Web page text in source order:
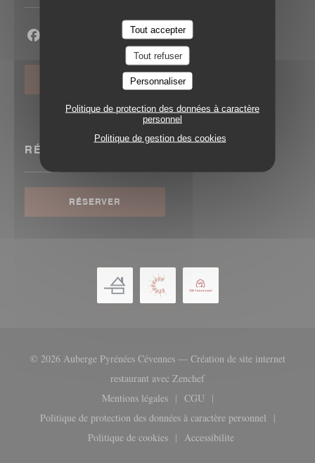
Tout accepter
Tout refuser
Personnaliser
Politique de protection des données à caractère
personnel
Politique de gestion des cookies
Facebook ((ouvre une nouvelle fenêtre))
Twitter ((ouvre une nouvelle fenêtre))
Instagram ((ouvre une nouvelle
RÉSERVATION
RÉSERVER
© 2026 Auberge Pyrénées Cévennes — Création de site internet
restaurant avec Zenchef((ouvre une nouvelle
Mentions légales
((ouvre une nouvelle fenêtre))
CGU
((ouvre une nouvelle
Politique de protection des données à caractère personnel
((ouvre une nouvelle fenêtre))
Politique de cookies
((ouvre une nouvelle fenêtre))
Accessibilite
((ouvre une nouvelle